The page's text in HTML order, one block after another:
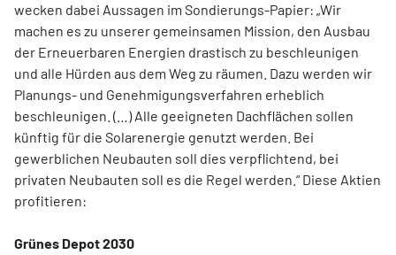
wecken dabei Aussagen im Sondierungs-Papier: „Wir
machen es zu unserer gemeinsamen Mission, den Ausbau
der Erneuerbaren Energien drastisch zu beschleunigen
und alle Hürden aus dem Weg zu räumen. Dazu werden wir
Planungs- und Genehmigungsverfahren erheblich
beschleunigen. (…) Alle geeigneten Dachflächen sollen
künftig für die Solarenergie genutzt werden. Bei
gewerblichen Neubauten soll dies verpflichtend, bei
privaten Neubauten soll es die Regel werden.“ Diese Aktien
profitieren:
Grünes Depot 2030